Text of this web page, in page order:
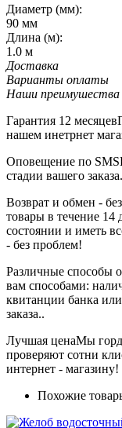
Диаметр (мм):
90 мм
Длина (м):
1.0 м
Доставка
Варианты оплаты
Наши преимушества
Гарантия 12 месяцев
нашем инетрнет
Оповещение по SMS
стадии вашего заказа.
Возврат и обмен -
товары в течение
состоянии и иметь
- без проблем!
Различные способы
вам способами:
квитанции банка
заказа..
Лучшая ценаМы
проверяют сотни
интернет - магазину!
Похожие